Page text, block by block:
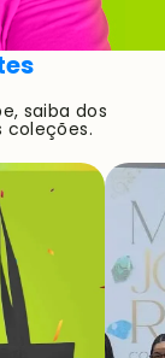
saiba dos
coleções.